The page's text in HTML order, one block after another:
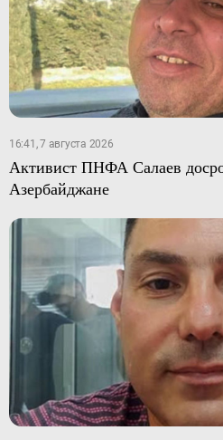
16:41, 7 августа 2026
Активист ПНФА Салаев
Азербайджане